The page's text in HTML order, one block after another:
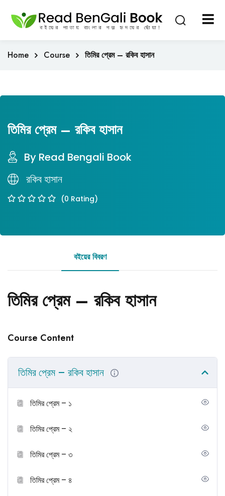
Home Course তিমির প্রেম – রকিব হাসান
তিমির প্রেম – রকিব হাসান
By Read Bengali Book
রকিব হাসান
(0 Rating)
বইয়ের বিবরণ
তিমির প্রেম – রকিব হাসান
Course Content
তিমির প্রেম – রকিব হাসান
তিমির প্রেম – ১
তিমির প্রেম – ২
তিমির প্রেম – ৩
তিমির প্রেম – ৪
Sign in Sign up
Sign in
Remember me